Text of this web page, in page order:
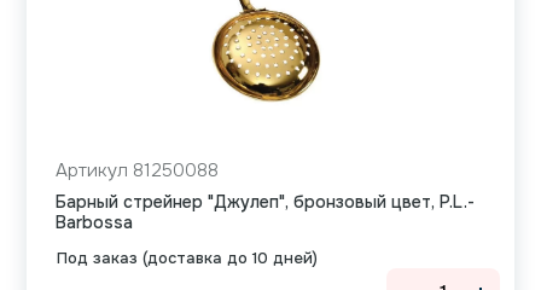
Под заказ (доставка до 10 дней)
Артикул 81250088
Барный стрейнер "Джулеп", бронзовый цвет, P.L.-
Barbossa